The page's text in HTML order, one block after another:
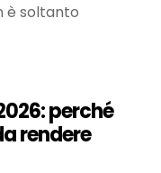
è soltanto
perché
rendere